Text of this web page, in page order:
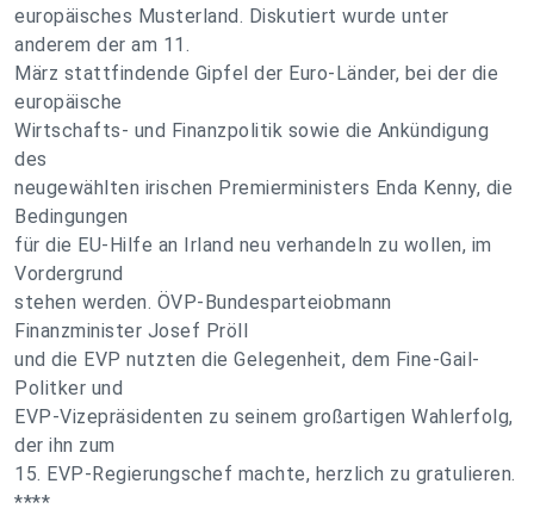
europäisches Musterland. Diskutiert wurde unter
anderem der am 11.
März stattfindende Gipfel der Euro-Länder, bei der die
europäische
Wirtschafts- und Finanzpolitik sowie die Ankündigung
des
neugewählten irischen Premierministers Enda Kenny, die
Bedingungen
für die EU-Hilfe an Irland neu verhandeln zu wollen, im
Vordergrund
stehen werden. ÖVP-Bundesparteiobmann
Finanzminister Josef Pröll
und die EVP nutzten die Gelegenheit, dem Fine-Gail-
Politker und
EVP-Vizepräsidenten zu seinem großartigen Wahlerfolg,
der ihn zum
15. EVP-Regierungschef machte, herzlich zu gratulieren.
****